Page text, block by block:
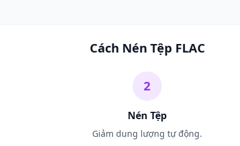
Cách Nén Tệp FLAC
2
Nén Tệp
Giảm dung lượng tự động.